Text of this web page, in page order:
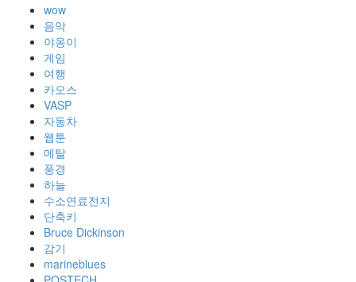
wow
음악
야옹이
게임
여행
카오스
VASP
자동차
웹툰
메탈
풍경
하늘
수소연료전지
단축키
Bruce Dickinson
감기
marineblues